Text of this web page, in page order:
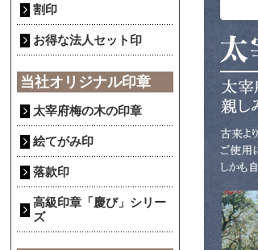
割印
お得な法人セット印
当社オリジナル印章
太宰府梅の木の印章
絵てがみ印
落款印
高級印章「慶び」シリー
ズ